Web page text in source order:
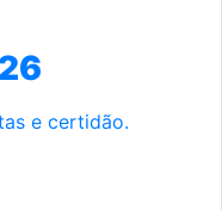
e certidão.